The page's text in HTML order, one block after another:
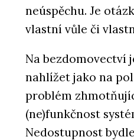
neúspěchu. Je
vlastní vůle či
Na bezdomovectví
nahlížet jako na
problém
(ne)funkčnost
Nedostupnost